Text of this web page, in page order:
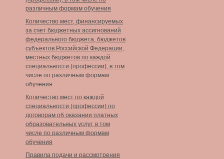
различным формам обучения
Количество мест, финансируемых
за счет бюджетных ассигнований
федерального бюджета, бюджетов
субъектов Российской Федерации,
местных бюджетов по каждой
специальности (профессии), в том
числе по различным формам
обучения
Количество мест по каждой
специальности (профессии) по
договорам об оказании платных
образовательных услуг, в том
числе по различным формам
обучения
Правила подачи и рассмотрения